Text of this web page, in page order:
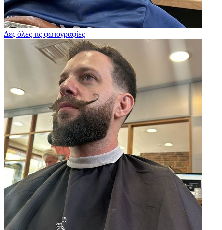
Δες όλες τις φωτογραφίες